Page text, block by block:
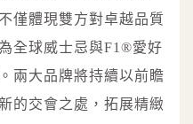
僅體現雙方對卓越品質
全球威士忌與F1®愛好
兩大品牌將持續以前瞻
的交會之處，拓展精緻